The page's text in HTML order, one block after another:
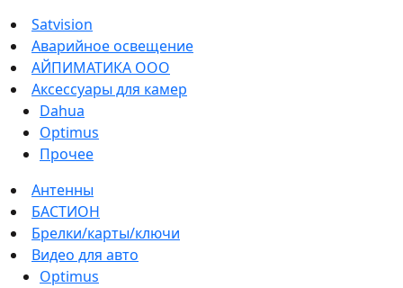
Satvision
Аварийное освещение
АЙПИМАТИКА ООО
Аксессуары для камер
Dahua
Optimus
Прочее
Антенны
БАСТИОН
Брелки/карты/ключи
Видео для авто
Optimus